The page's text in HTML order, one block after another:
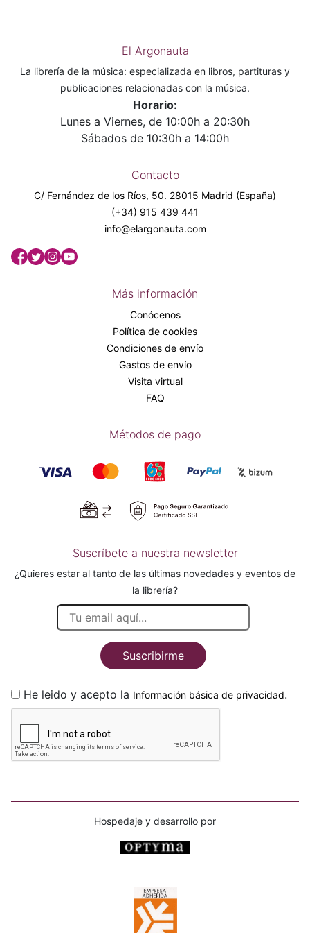
El Argonauta
La librería de la música: especializada en libros, partituras y
publicaciones relacionadas con la música.
Horario:
Lunes a Viernes, de 10:00h a 20:30h
Sábados de 10:30h a 14:00h
Contacto
C/ Fernández de los Ríos, 50. 28015 Madrid (España)
(+34) 915 439 441
info@elargonauta.com
Más información
Conócenos
Política de cookies
Condiciones de envío
Gastos de envío
Visita virtual
FAQ
Métodos de pago
Suscríbete a nuestra newsletter
¿Quieres estar al tanto de las últimas novedades y eventos de
la librería?
Suscribirme
He leido y acepto la Información básica de privacidad.
Hospedaje y desarrollo por